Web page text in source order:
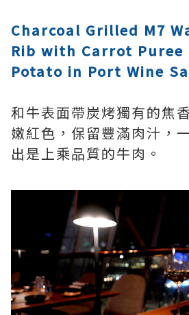
Charcoal Grilled M7
Rib with Carrot
Potato in Port Wine
和牛表面帶炭烤獨有的焦
嫩紅色，保留豐滿肉汁，
出是上乘品質的牛肉。